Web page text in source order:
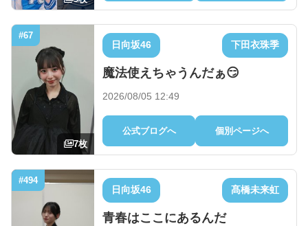
#67
7枚
日向坂46 下田衣珠季
魔法使えちゃうんだぁ😏
2026/08/05 12:49
公式ブログへ 個別ページへ
#494
日向坂46 髙橋未来虹
青春はここにあるんだ